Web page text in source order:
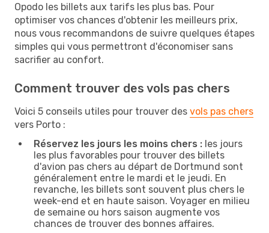
Opodo les billets aux tarifs les plus bas. Pour
optimiser vos chances d'obtenir les meilleurs prix,
nous vous recommandons de suivre quelques étapes
simples qui vous permettront d'économiser sans
sacrifier au confort.
Comment trouver des vols pas chers
Voici 5 conseils utiles pour trouver des vols pas chers
vers Porto :
Réservez les jours les moins chers : les jours
les plus favorables pour trouver des billets
d'avion pas chers au départ de Dortmund sont
généralement entre le mardi et le jeudi. En
revanche, les billets sont souvent plus chers le
week-end et en haute saison. Voyager en milieu
de semaine ou hors saison augmente vos
chances de trouver des bonnes affaires.